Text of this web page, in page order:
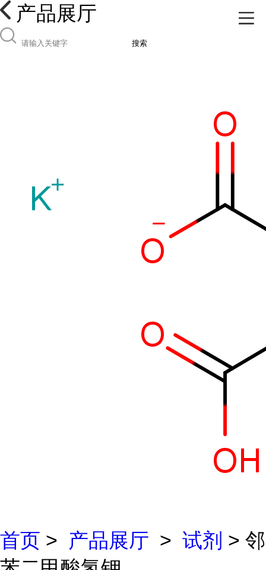
产品展厅
搜索
首页 > 产品展厅 > 试剂 > 邻